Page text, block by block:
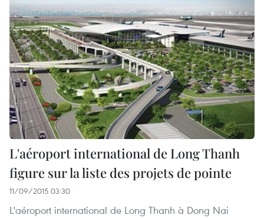
L'aéroport international de Long Thanh
figure sur la liste des projets de pointe
11/09/2015 03:30
L'aéroport international de Long Thanh à Dong Nai